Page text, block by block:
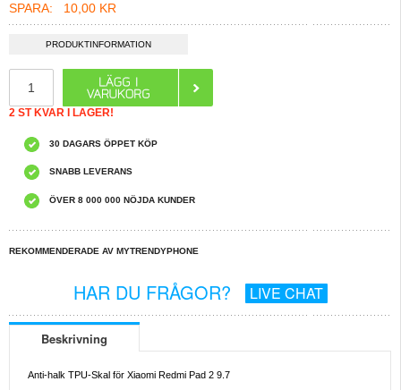
SPARA: 10,00 KR
PRODUKTINFORMATION
2 ST KVAR I LAGER!
30 DAGARS ÖPPET KÖP
SNABB LEVERANS
ÖVER 8 000 000 NÖJDA KUNDER
REKOMMENDERADE AV MYTRENDYPHONE
HAR DU FRÅGOR? LIVE CHAT
Beskrivning
Anti-halk TPU-Skal för Xiaomi Redmi Pad 2 9.7